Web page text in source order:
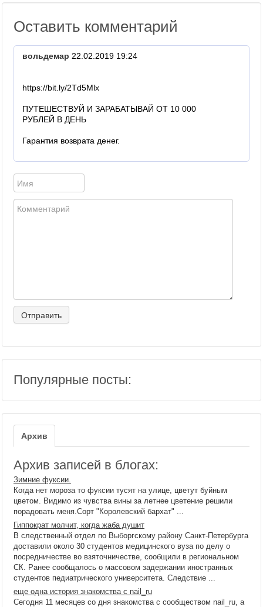
Оставить комментарий
вольдемар 22.02.2019 19:24
https://bit.ly/2Td5Mlx
ПУТЕШЕСТВУЙ И ЗАРАБАТЫВАЙ ОТ 10 000
РУБЛЕЙ В ДЕНЬ
Гарантия возврата денег.
Популярные посты:
Архив
Архив записей в блогах:
Зимние фуксии.
Когда нет мороза то фуксии тусят на улице, цветут буйным
цветом. Видимо из чувства вины за летнее цветение решили
порадовать меня.Сорт "Королевский бархат" ...
Гиппократ молчит, когда жаба душит
В следственный отдел по Выборгскому району Санкт-Петербурга
доставили около 30 студентов медицинского вуза по делу о
посредничестве во взяточничестве, сообщили в региональном
СК. Ранее сообщалось о массовом задержании иностранных
студентов педиатрического университета. Следствие ...
еще одна история знакомства с nail_ru
Сегодня 11 месяцев со дня знакомства с сообществом nail_ru, а